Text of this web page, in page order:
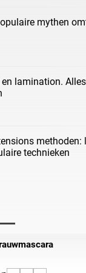
mythen
lamination.
methoden:
technieken